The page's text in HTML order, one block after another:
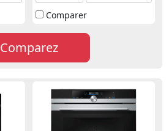
Comparer
Comparez